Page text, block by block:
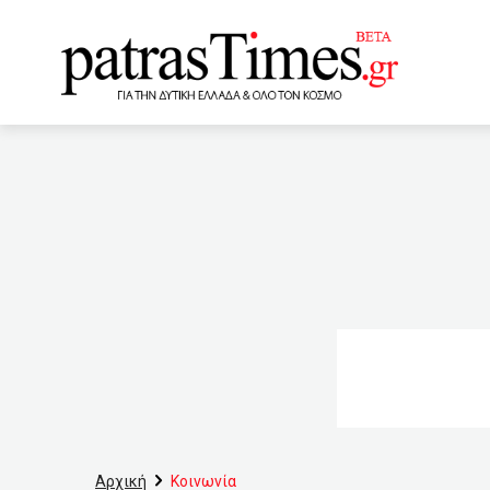
Αρχική Κοινωνία